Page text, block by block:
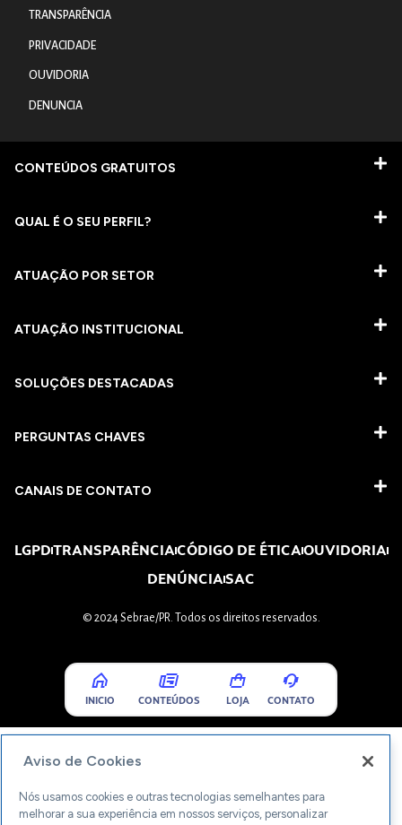
TRANSPARÊNCIA
PRIVACIDADE
OUVIDORIA
DENUNCIA
CONTEÚDOS GRATUITOS
QUAL É O SEU PERFIL?
ATUAÇÃO POR SETOR
ATUAÇÃO INSTITUCIONAL
SOLUÇÕES DESTACADAS
PERGUNTAS CHAVES​
CANAIS DE CONTATO
LGPDTRANSPARÊNCIACÓDIGO DE ÉTICAOUVIDORIA
DENÚNCIASAC
© 2024 Sebrae/PR. Todos os direitos reservados.
INICIO CONTEÚDOS LOJA CONTATO
Aviso de Cookies
Nós usamos cookies e outras tecnologias semelhantes para
melhorar a sua experiência em nossos serviços, personalizar